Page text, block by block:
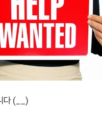
다 (__)